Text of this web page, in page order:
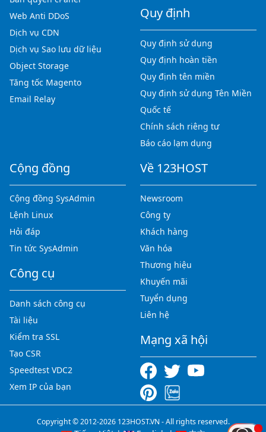
Web Anti DDoS
Dịch vụ CDN
Dịch vụ Sao lưu dữ liệu
Object Storage
Tăng tốc Magento
Email Relay
Quy định
Quy định sử dụng
Quy định hoàn tiền
Quy định tên miền
Quy định sử dụng Tên Miền
Quốc tế
Chính sách riêng tư
Báo cáo lạm dụng
Cộng đồng
Cộng đồng SysAdmin
Lệnh Linux
Hỏi đáp
Tin tức SysAdmin
Công cụ
Danh sách công cụ
Tài liệu
Kiểm tra SSL
Tạo CSR
Speedtest VDC2
Xem IP của bạn
Về 123HOST
Newsroom
Công ty
Khách hàng
Văn hóa
Thương hiệu
Khuyến mãi
Tuyển dụng
Liên hệ
Mạng xã hội
Copyright © 2012-2026 123HOST.VN - All rights reserved.